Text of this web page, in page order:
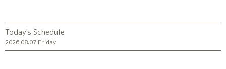
Today's Schedule
2026.08.07 Friday